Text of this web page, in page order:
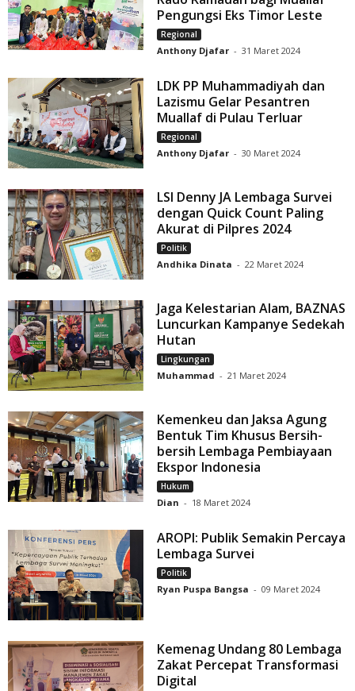
Pengungsi Eks Timor Leste
Regional
Anthony Djafar - 31 Maret 2024
LDK PP Muhammadiyah dan
Lazismu Gelar Pesantren
Muallaf di Pulau Terluar
Regional
Anthony Djafar - 30 Maret 2024
LSI Denny JA Lembaga Survei
dengan Quick Count Paling
Akurat di Pilpres 2024
Politik
Andhika Dinata - 22 Maret 2024
Jaga Kelestarian Alam, BAZNAS
Luncurkan Kampanye Sedekah
Hutan
Lingkungan
Muhammad - 21 Maret 2024
Kemenkeu dan Jaksa Agung
Bentuk Tim Khusus Bersih-
bersih Lembaga Pembiayaan
Ekspor Indonesia
Hukum
Dian - 18 Maret 2024
AROPI: Publik Semakin Percaya
Lembaga Survei
Politik
Ryan Puspa Bangsa - 09 Maret 2024
Kemenag Undang 80 Lembaga
Zakat Percepat Transformasi
Digital